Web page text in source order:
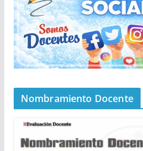
Nombramiento Docente